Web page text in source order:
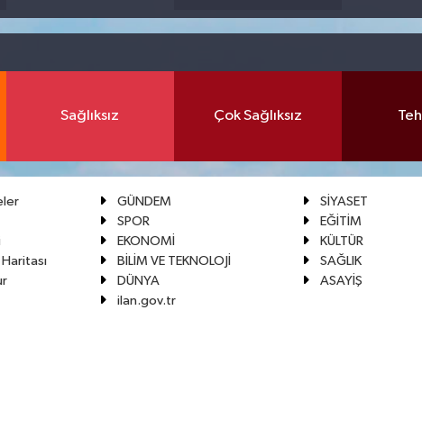
Sağlıksız Çok Sağlıksız
GÜNDEM
SİYASET
SPOR
EĞİTİM
EKONOMİ
KÜLTÜR
BİLİM VE TEKNOLOJİ
SAĞLIK
DÜNYA
ASAYİŞ
ilan.gov.tr